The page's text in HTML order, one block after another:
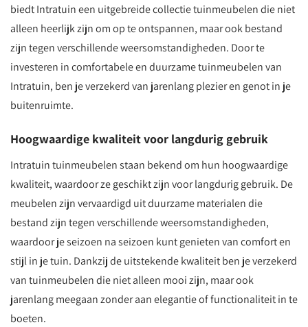
biedt Intratuin een uitgebreide collectie tuinmeubelen die niet
alleen heerlijk zijn om op te ontspannen, maar ook bestand
zijn tegen verschillende weersomstandigheden. Door te
investeren in comfortabele en duurzame tuinmeubelen van
Intratuin, ben je verzekerd van jarenlang plezier en genot in je
buitenruimte.
Hoogwaardige kwaliteit voor langdurig gebruik
Intratuin tuinmeubelen staan bekend om hun hoogwaardige
kwaliteit, waardoor ze geschikt zijn voor langdurig gebruik. De
meubelen zijn vervaardigd uit duurzame materialen die
bestand zijn tegen verschillende weersomstandigheden,
waardoor je seizoen na seizoen kunt genieten van comfort en
stijl in je tuin. Dankzij de uitstekende kwaliteit ben je verzekerd
van tuinmeubelen die niet alleen mooi zijn, maar ook
jarenlang meegaan zonder aan elegantie of functionaliteit in te
boeten.